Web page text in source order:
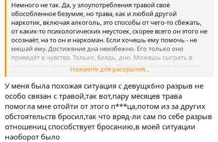
Немного не так. Да, у злоупотребления травой своё
обособленное безумие, но трава, как и любой другой
наркотик, включая алкоголь, это способы от чего-то сбежать,
от каких-то психологических неустоек, скорее всего он этого не
осознаёт, на то он и наркоман. Если хочешь ему помочь - не
мешай ему. Достижение дна неизбежно. Его только оно
приведёт в чувства. Только, 6лядь, дно. Можешь сыграть в
расставание, это ускорит процесс. Вокруг не окажется никого,
кто раньше нянчился с его состояниями, а употребление станет
компульсивным - не для кайфа, а от плохого самочувствия,
позволь этому периоду чуток настояться, побродить, и на
выходе есть шанс неслабо удивиться результату. Сценарий
может быть и много трагичней, но это все карты которыми ты
располагаешь, послушай бывалых игроков, проигравших в
казино последние штаны - заведение жульничает! Вставай и
уходи!)
Нажмите для раскрытия...
У меня была похожая ситуация с девущк6но разрыв не
особо связан с травой,так вот,пару месяцев трава
помогла мне отойти от этого п***ца,потом из за других
обстоятельств бросил,так что вряд-ли сам по себе разрыв
отношениц способствует бросанию,в моей ситуации
наоборот было